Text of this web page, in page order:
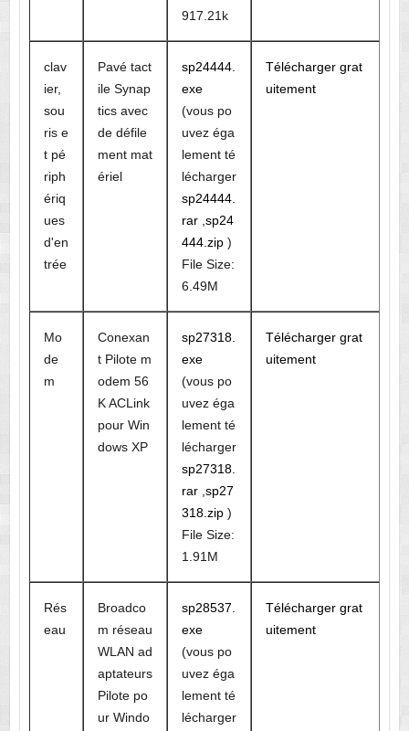
917.21k
clav
ier,
sou
ris e
t pé
riph
ériq
ues
d'en
trée
Pavé tact
ile Synap
tics avec
de défile
ment mat
ériel
sp24444.
exe
(vous po
uvez éga
lement té
lécharger
sp24444.
rar, sp24
444.zip)
File Size:
6.49M
Télécharger grat
uitement
Mo
de
m
Conexan
t Pilote m
odem 56
K ACLink
pour Win
dows XP
sp27318.
exe
(vous po
uvez éga
lement té
lécharger
sp27318.
rar, sp27
318.zip)
File Size:
1.91M
Télécharger grat
uitement
Rés
eau
Broadco
m réseau
WLAN ad
aptateurs
Pilote po
ur Windo
sp28537.
exe
(vous po
uvez éga
lement té
lécharger
Télécharger grat
uitement